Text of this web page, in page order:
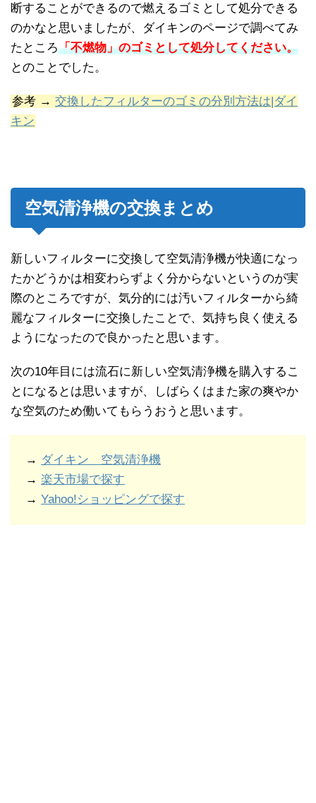
断することができるので燃えるゴミとして処分できる
のかなと思いましたが、ダイキンのページで調べてみ
たところ「不燃物」のゴミとして処分してください。
とのことでした。
参考 → 交換したフィルターのゴミの分別方法は|ダイ
キン
空気清浄機の交換まとめ
新しいフィルターに交換して空気清浄機が快適になっ
たかどうかは相変わらずよく分からないというのが実
際のところですが、気分的には汚いフィルターから綺
麗なフィルターに交換したことで、気持ち良く使える
ようになったので良かったと思います。
次の10年目には流石に新しい空気清浄機を購入するこ
とになるとは思いますが、しばらくはまた家の爽やか
な空気のため働いてもらうおうと思います。
→ ダイキン 空気清浄機
→ 楽天市場で探す
→ Yahoo!ショッピングで探す